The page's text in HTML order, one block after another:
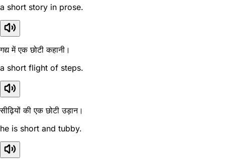
a short story in prose.
गद्य में एक छोटी कहानी।
a short flight of steps.
सीढ़ियों की एक छोटी उड़ान।
he is short and tubby.